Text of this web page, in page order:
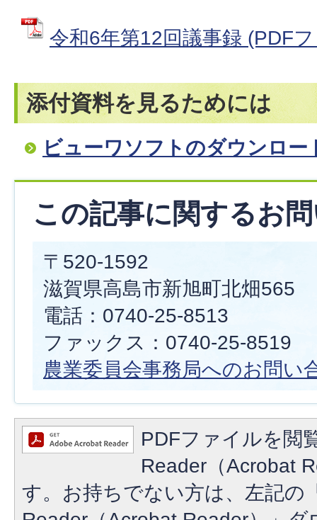
令和6年第12回議事録 (PDF
添付資料を見るためには
ビューワソフトのダウンロー
この記事に関するお
〒520-1592
滋賀県高島市新旭町北畑565
電話：0740-25-8513
ファックス：0740-25-8519
農業委員会事務局へのお問い
PDFファイルを閲
Reader（Acrobat
す。お持ちでない方は、左記の